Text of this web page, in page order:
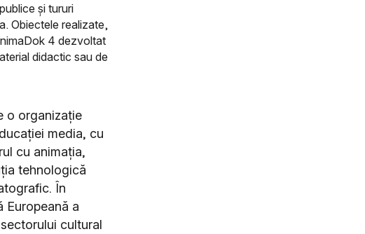
și tururi
Obiectele realizate,
4 dezvoltat
didactic sau de
o organizație
media, cu
cu animația,
tehnologică
În
Europeană a
cultural